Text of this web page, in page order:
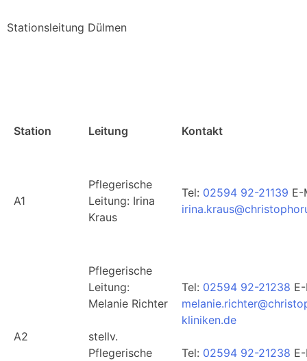
Stationsleitung Dülmen
Station Leitung Kontakt
A1
Pflegerische
Leitung: Irina
Kraus
Tel: 02594 92-21139 E-
A2
Pflegerische
Leitung:
Melanie Richter
stellv.
Pflegerische
Tel: 02594 92-21238
kliniken.de
Tel: 02594 92-21238